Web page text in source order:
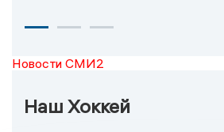
Новости СМИ2
Наш Хоккей